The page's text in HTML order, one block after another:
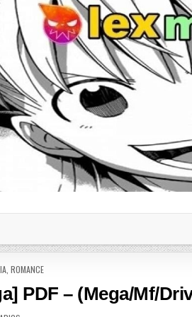
,ROMANCE
PDF – (Mega/Mf/